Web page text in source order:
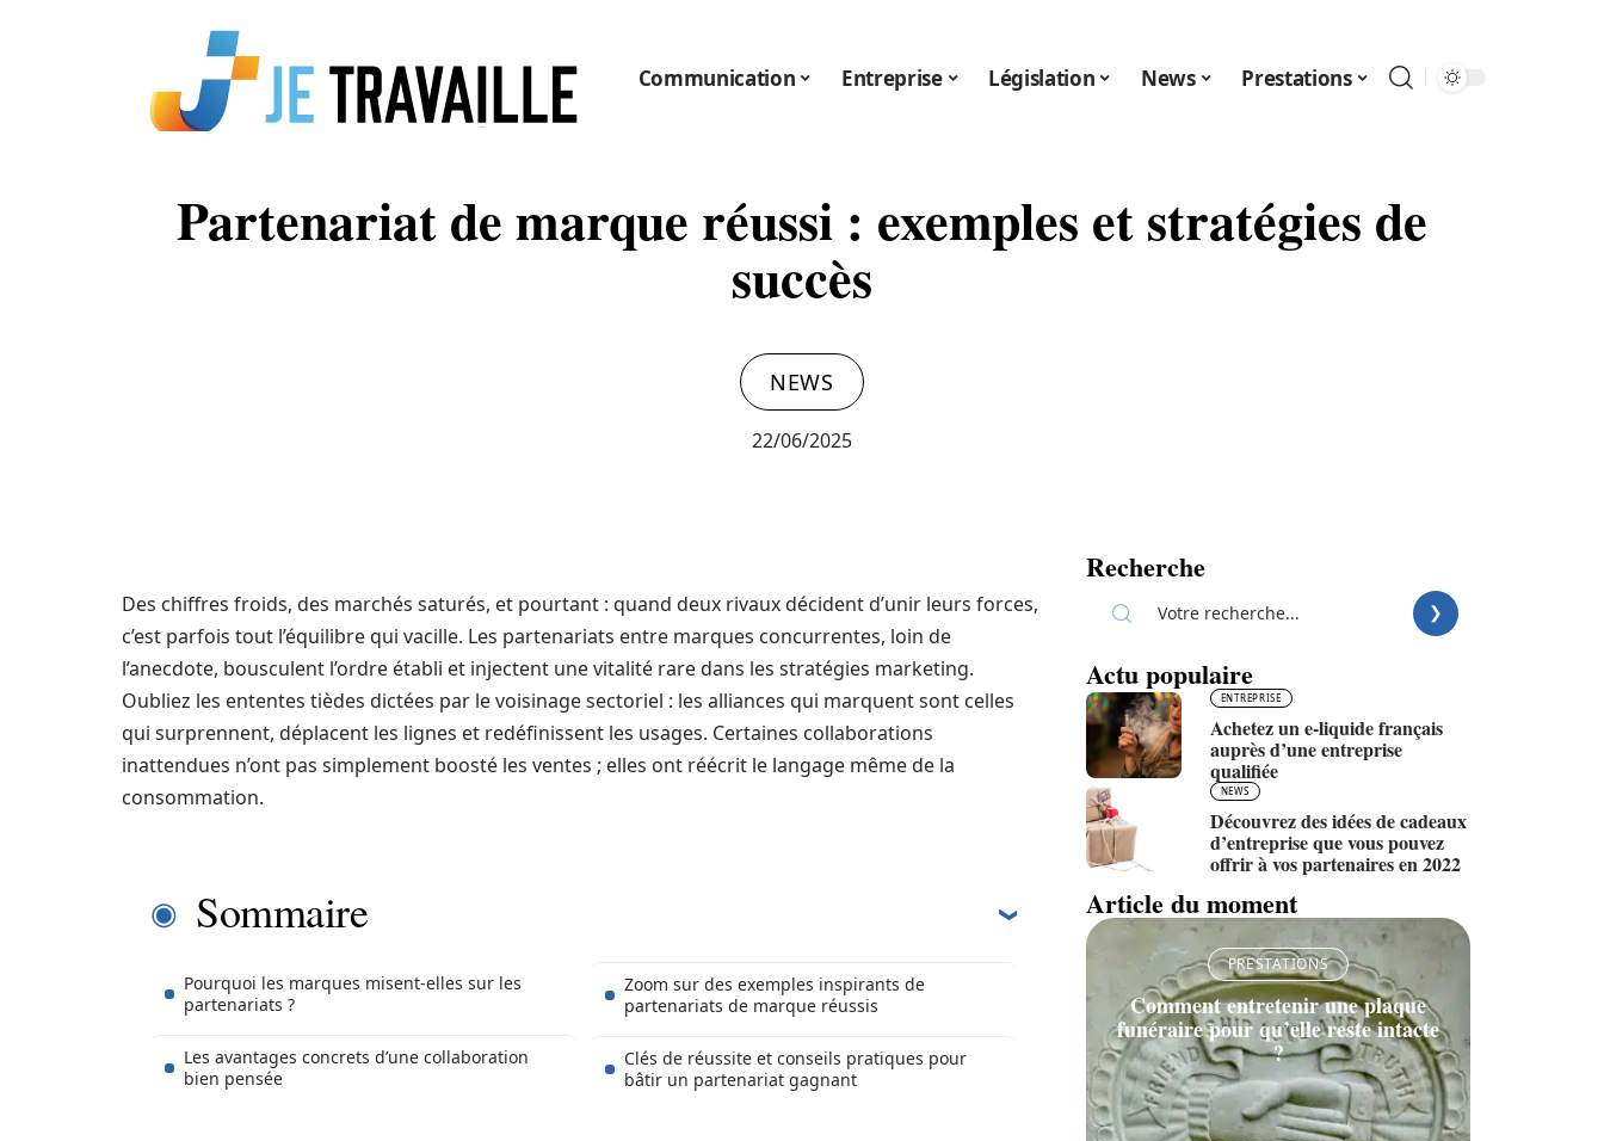
Communication Entreprise Législation News Prestations
Partenariat de marque réussi : exemples et stratégies de
succès
NEWS
22/06/2025
Des chiffres froids, des marchés saturés, et pourtant : quand deux rivaux décident d’unir leurs forces,
c’est parfois tout l’équilibre qui vacille. Les partenariats entre marques concurrentes, loin de
l’anecdote, bousculent l’ordre établi et injectent une vitalité rare dans les stratégies marketing.
Oubliez les ententes tièdes dictées par le voisinage sectoriel : les alliances qui marquent sont celles
qui surprennent, déplacent les lignes et redéfinissent les usages. Certaines collaborations
inattendues n’ont pas simplement boosté les ventes ; elles ont réécrit le langage même de la
consommation.
Sommaire
Pourquoi les marques misent-elles sur les
partenariats ?
Les avantages concrets d’une collaboration
bien pensée
Zoom sur des exemples inspirants de
partenariats de marque réussis
Clés de réussite et conseils pratiques pour
bâtir un partenariat gagnant
Recherche
Actu populaire
ENTREPRISE
Achetez un e-liquide français
auprès d’une entreprise
qualifiée
NEWS
Découvrez des idées de cadeaux
d’entreprise que vous pouvez
offrir à vos partenaires en 2022
Article du moment
PRESTATIONS
Comment entretenir une plaque
funéraire pour qu’elle reste intacte
?